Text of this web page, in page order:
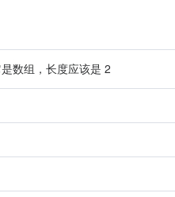
数组，长度应该是 2